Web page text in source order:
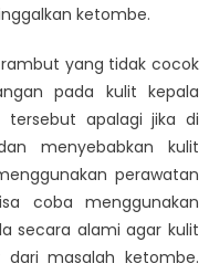
ketombe.
yang tidak cocok
pada kulit kepala
apalagi jika di
menyebabkan kulit
perawatan
coba menggunakan
secara alami agar kulit
masalah ketombe.